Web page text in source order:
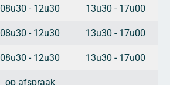
08u30 - 12u30 13u30 - 17u00
08u30 - 12u30 13u30 - 17u00
08u30 - 12u30 13u30 - 17u00
op afspraak